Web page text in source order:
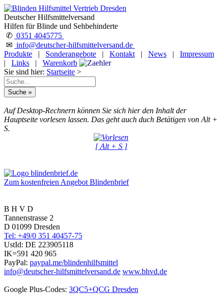
Deutscher Hilfsmittelversand
Hilfen für Blinde und Sehbehinderte
✆ 0351 4045775
✉ info@deutscher-hilfsmittelversand.de
Produkte
| Sonderangebote | Kontakt | News |
Impressum
|
Links |
Warenkorb
Sie sind hier: Startseite >
Auf Desktop-Rechnern können Sie sich hier den Inhalt der
Hauptseite vorlesen lassen. Das geht auch duch Betätigen von Alt +
S.
[ Alt + S ]
Zum kostenfreien Angebot Blindenbrief
B H V D
Tannenstrasse 2
D 01099 Dresden
Tel: +49/0 351 40457-75
UstId: DE 223905118
IK=591 420 965
PayPal: paypal.me/blindenhilfsmittel
info@deutscher-hilfsmittelversand.de www.bhvd.de
Google Plus-Codes: 3QC5+QCG Dresden